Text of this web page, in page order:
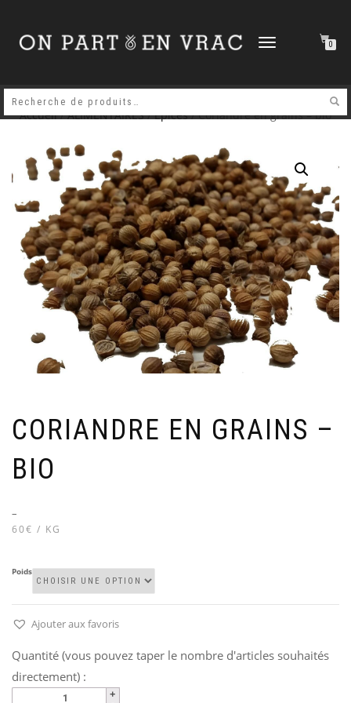
DÉPLIER
0
Accueil/ALIMENTAIRES/Epices/ Coriandre en grains – bio
CORIANDRE EN GRAINS –
BIO
–
60€ / KG
Poids
Ajouter aux favoris
Quantité (vous pouvez taper le nombre d'articles souhaités
directement) :